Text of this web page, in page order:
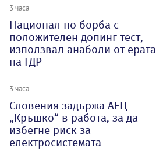
3 часа
Национал по борба с
положителен допинг тест,
използвал анаболи от ерата
на ГДР
3 часа
Словения задържа АЕЦ
„Кръшко“ в работа, за да
избегне риск за
електросистемата